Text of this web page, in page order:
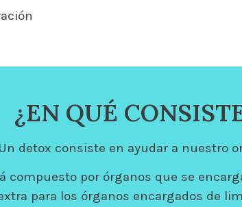
¿EN QUÉ
Un detox consiste en ayudar a nuestro
compuesto por órganos que se
para los órganos encargados de